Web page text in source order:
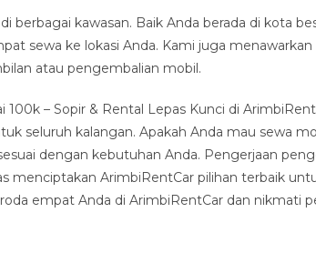
berbagai kawasan. Baik Anda berada di kota
sewa ke lokasi Anda. Kami juga
atau pengembalian mobil.
100k – Sopir & Rental Lepas Kunci di
seluruh kalangan. Apakah Anda mau sewa
dengan kebutuhan Anda. Pengerjaan
menciptakan ArimbiRentCar pilihan terbaik
empat Anda di ArimbiRentCar dan nikmati